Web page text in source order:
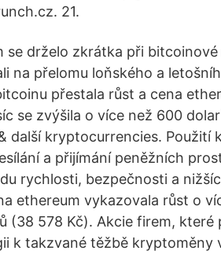
21.
se drželo zkrátka při
na přelomu loňského a
přestala růst a cena
se zvýšila o více než 600
další kryptocurrencies. Použití
a přijímání peněžních
rychlosti, bezpečnosti a
ethereum vykazovala růst o
(38 578 Kč). Akcie firem,
k takzvané těžbě kryptoměny